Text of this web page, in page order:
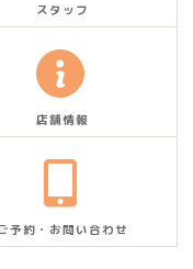
スタッフ
店舗情報
予約・お問い合わせ